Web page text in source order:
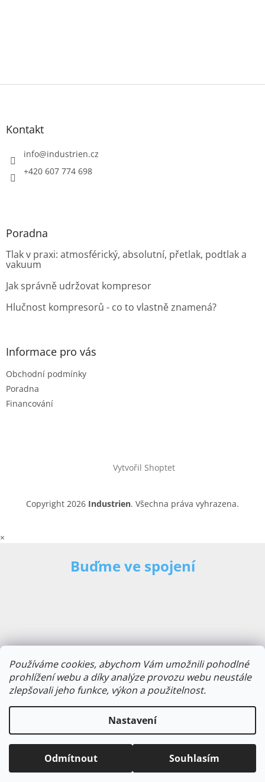
Používáme cookies, abychom Vám umožnili pohodlné
prohlížení webu a díky analýze provozu webu neustále
zlepšovali jeho funkce, výkon a použitelnost.
Nastavení
Odmítnout Souhlasím
Z
Kontakt
info@industrien.cz
+420 607 774 698
Poradna
Tlak v praxi: atmosférický, absolutní, přetlak, podtlak a
vakuum
Jak správně udržovat kompresor
Hlučnost kompresorů - co to vlastně znamená?
Informace pro vás
Obchodní podmínky
Poradna
Financování
Vytvořil Shoptet
Copyright 2026 Industrien. Všechna práva vyhrazena.
×
Buďme ve spojení
E-mailová adresa
Odebírat novinky